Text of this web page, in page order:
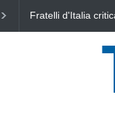
L'Università della